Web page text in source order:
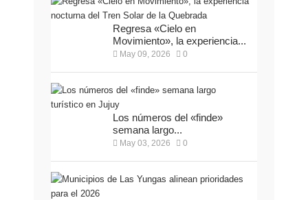
Regresa «Cielo en
Movimiento», la experiencia...
May 09, 2026 0
Los números del «finde»
semana largo...
May 03, 2026 0